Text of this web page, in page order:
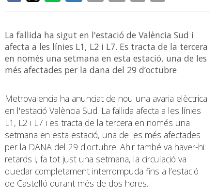
La fallida ha sigut en l'estació de València Sud i
afecta a les línies L1, L2 i L7. Es tracta de la tercera
en només una setmana en esta estació, una de les
més afectades per la dana del 29 d’octubre
Metrovalencia ha anunciat de nou una avaria elèctrica
en l'estació València Sud. La fallida afecta a les línies
L1, L2 i L7 i es tracta de la tercera en només una
setmana en esta estació, una de les més afectades
per la DANA del 29 d'octubre. Ahir també va haver-hi
retards i, fa tot just una setmana, la circulació va
quedar completament interrompuda fins a l’estació
de Castelló durant més de dos hores.